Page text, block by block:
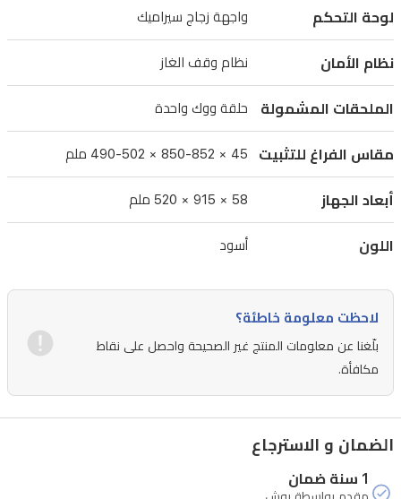
تحكم
حديثة
من
ومتوافق
مع
أنواع
من
الغاز،
يُعد
هذا
الطباخ
خيارًا
مثاليًا
للبيوت
العراقية
لوحة التحكم واجهة زجاج سيراميك
نظام الأمان نظام وقف الغاز
الملحقات المشمولة حلقة ووك واحدة
مقاس الفراغ للتثبيت 45 × 850-852 × 490-502 ملم
أبعاد الجهاز 58 × 915 × 520 ملم
اللون أسود
لاحظت معلومة خاطئة؟
بلّغنا عن معلومات المنتج غير الصحيحة واحصل على نقاط
مكافأة.
الضمان و الاسترجاع
1 سنة ضمان